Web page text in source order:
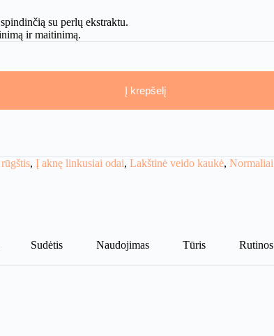
su perlų ekstraktu.
ir maitinimą.
Į krepšelį
, Į aknę linkusiai odai, Lakštinė veido kaukė,
Sudėtis Naudojimas Tūris